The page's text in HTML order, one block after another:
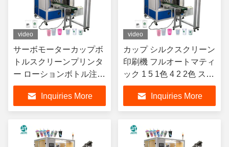
video
サーボモーターカップボ
トルスクリーンプリンタ
ー ローションボトル注射
器 ターンテーブル シル
クスクリーン印刷機
Inquiries More
video
カップ シルクスクリーン
印刷機 フルオートマティ
ック 1 5 1色 4 2 2色 スク
リーンプリンター 顔クリ
ームキャップボトル
Inquiries More